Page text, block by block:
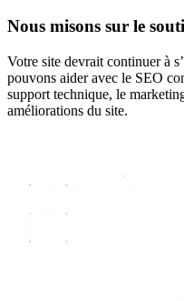
Nous misons sur le
Votre site devrait continuer à
pouvons aider avec le SEO
support technique, le
améliorations du site.